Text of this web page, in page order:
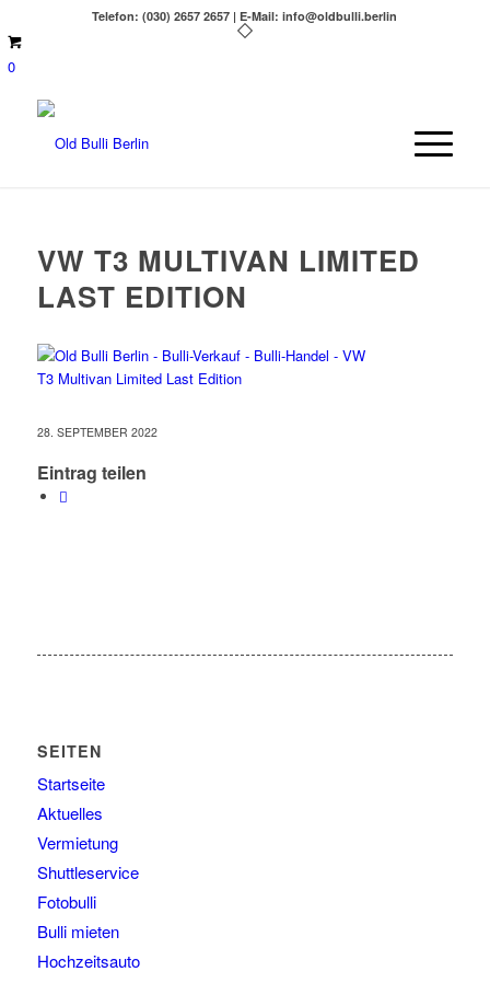
Telefon: (030) 2657 2657 | E-Mail: info@oldbulli.berlin
0
VW T3 MULTIVAN LIMITED
LAST EDITION
28. SEPTEMBER 2022
Eintrag teilen
SEITEN
Startseite
Aktuelles
Vermietung
Shuttleservice
Fotobulli
Bulli mieten
Hochzeitsauto